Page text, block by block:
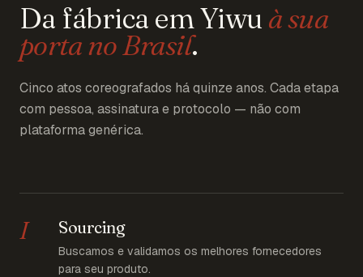
Da fábrica em Yiwu à sua
porta no Brasil.
Cinco atos coreografados há quinze anos. Cada etapa
com pessoa, assinatura e protocolo — não com
plataforma genérica.
I Sourcing
Buscamos e validamos os melhores fornecedores
para seu produto.